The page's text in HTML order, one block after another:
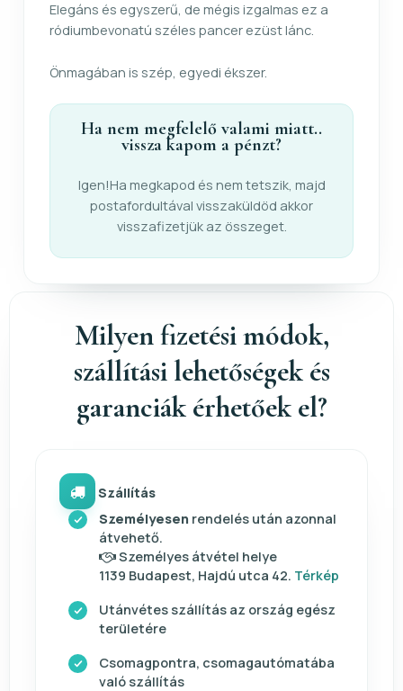
Elegáns és egyszerű, de mégis izgalmas ez a
ródiumbevonatú széles pancer ezüst lánc.
Önmagában is szép, egyedi ékszer.
Ha nem megfelelő valami miatt..
vissza kapom a pénzt?
Igen!Ha megkapod és nem tetszik, majd
postafordultával visszaküldöd akkor
visszafizetjük az összeget.
Milyen fizetési módok,
szállítási lehetőségek és
garanciák érhetőek el?
Szállítás
Személyesen rendelés után azonnal
átvehető.
Személyes átvétel helye
1139 Budapest, Hajdú utca 42. Térkép
Utánvétes szállítás az ország egész
területére
Csomagpontra, csomagautómatába
való szállítás